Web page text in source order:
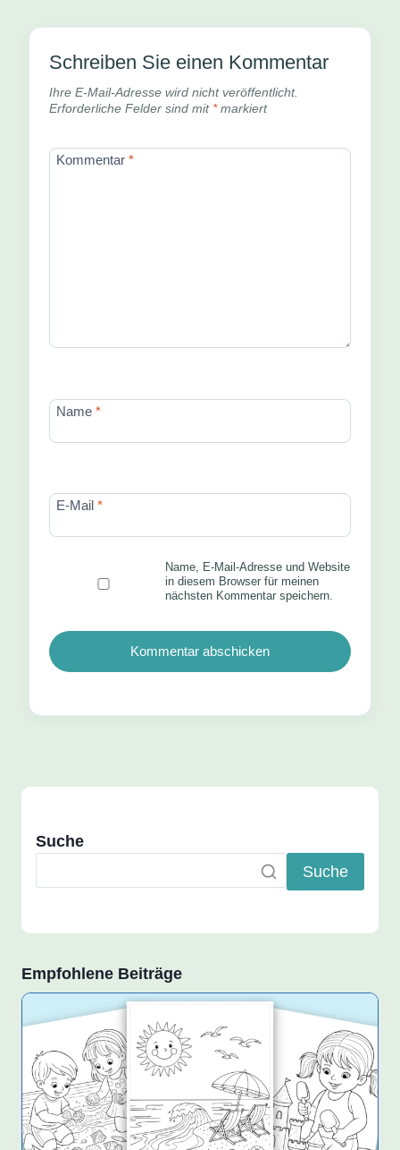
Schreiben Sie einen Kommentar
Ihre E-Mail-Adresse wird nicht veröffentlicht.
Erforderliche Felder sind mit *markiert
Kommentar *
Name *
E-Mail *
Name, E-Mail-Adresse und Website
in diesem Browser für meinen
nächsten Kommentar speichern.
Suche
Suche
Empfohlene Beiträge